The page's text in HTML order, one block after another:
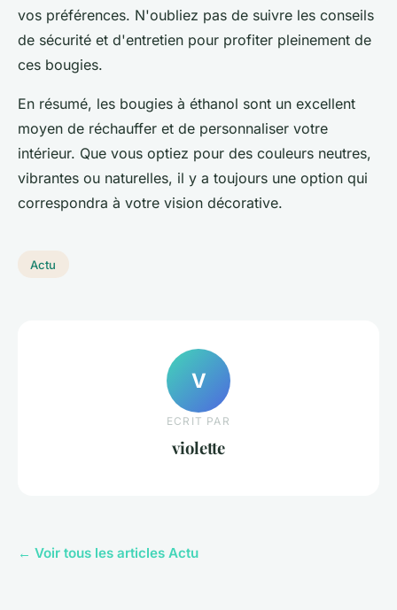
vos préférences. N'oubliez pas de suivre les conseils
de sécurité et d'entretien pour profiter pleinement de
ces bougies.
En résumé, les bougies à éthanol sont un excellent
moyen de réchauffer et de personnaliser votre
intérieur. Que vous optiez pour des couleurs neutres,
vibrantes ou naturelles, il y a toujours une option qui
correspondra à votre vision décorative.
Actu
V
ECRIT PAR
violette
← Voir tous les articles Actu